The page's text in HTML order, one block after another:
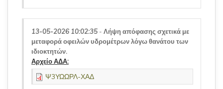
13-05-2026 10:02:35 - Λήψη απόφασης σχετικά με
μεταφορά οφειλών υδρομέτρων λόγω θανάτου των
ιδιοκτητών.
Αρχείο ΑΔΑ:
Ψ3ΥΩΩΡΛ-ΧΑΔ